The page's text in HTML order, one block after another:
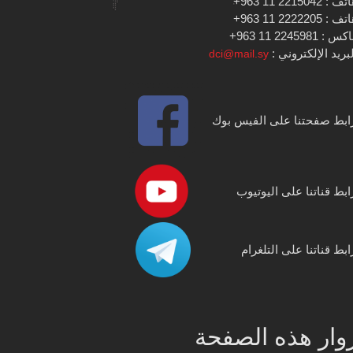
: 2222205 11 963+
: 2245981 11 963+
الإلكتروني : dci@mail.sy
صفحتنا على الفيس بوك
قناتنا على اليوتيوب
قناتنا على التلغرام
هذه الصفحة